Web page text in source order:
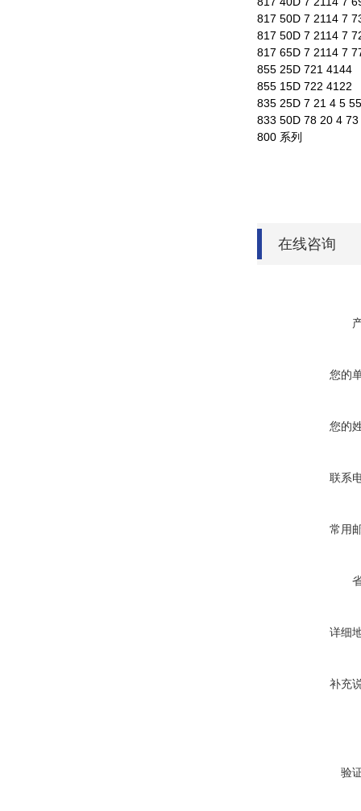
817 50D 7 2114 7
817 50D 7 2114 7
817 65D 7 2114 7
855 25D 721 4144
855 15D 722 4122
835 25D 7 21 4 5
833 50D 78 20 4
800 系列
在线咨询
您的
您的
联系
常用
详细
补充
验